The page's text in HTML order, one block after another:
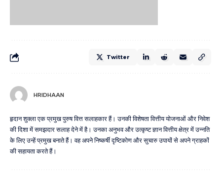
Twitter
HRIDHAAN
हृदान शुक्ला एक प्रमुख पुरुष वित्त सलाहकार हैं। उनकी विशेषता वित्तीय योजनाओं और निवेश
की दिशा में समझदार सलाह देने में है। उनका अनुभव और उत्कृष्ट ज्ञान वित्तीय क्षेत्र में उन्नति
के लिए उन्हें प्रमुख बनाते हैं। वह अपने निष्कर्षी दृष्टिकोण और सुचारु उपायों से अपने ग्राहकों
की सहायता करते हैं।